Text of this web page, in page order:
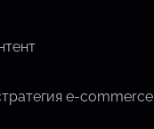
e-commerce